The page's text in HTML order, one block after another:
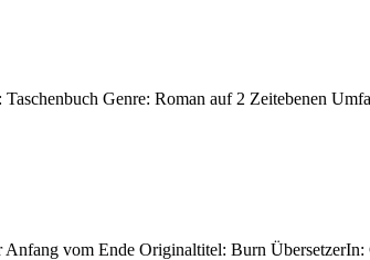
Genre: Roman auf 2 Zeitebenen
vom Ende Originaltitel: Burn